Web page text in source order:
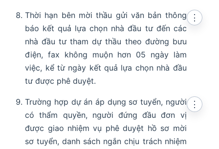
Thời hạn bên mời thầu gửi văn bản thông
báo kết quả lựa chọn nhà đầu tư đến các
nhà đầu tư tham dự thầu theo đường bưu
điện, fax không muộn hơn 05 ngày làm
việc, kể từ ngày kết quả lựa chọn nhà đầu
tư được phê duyệt.
⋮
Trường hợp dự án áp dụng sơ tuyển, người
có thẩm quyền, người đứng đầu đơn vị
được giao nhiệm vụ phê duyệt hồ sơ mời
sơ tuyển, danh sách ngắn chịu trách nhiệm
⋮